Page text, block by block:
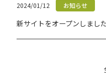
2024/01/12 お知らせ
新サイトをオープンしまし